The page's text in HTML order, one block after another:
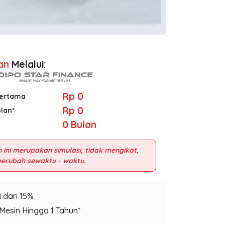
Melalui:
Rp 0
Rp 0
0Bulan
ini merupakan simulasi, tidak mengikat,
dari 15%
Hingga 1 Tahun*